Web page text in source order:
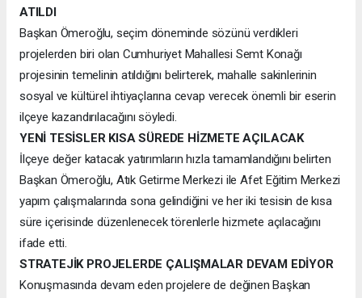
ATILDI
Başkan Ömeroğlu, seçim döneminde sözünü verdikleri
projelerden biri olan Cumhuriyet Mahallesi Semt Konağı
projesinin temelinin atıldığını belirterek, mahalle sakinlerinin
sosyal ve kültürel ihtiyaçlarına cevap verecek önemli bir eserin
ilçeye kazandırılacağını söyledi.
YENİ TESİSLER KISA SÜREDE HİZMETE AÇILACAK
İlçeye değer katacak yatırımların hızla tamamlandığını belirten
Başkan Ömeroğlu, Atık Getirme Merkezi ile Afet Eğitim Merkezi
yapım çalışmalarında sona gelindiğini ve her iki tesisin de kısa
süre içerisinde düzenlenecek törenlerle hizmete açılacağını
ifade etti.
STRATEJİK PROJELERDE ÇALIŞMALAR DEVAM EDİYOR
Konuşmasında devam eden projelere de değinen Başkan